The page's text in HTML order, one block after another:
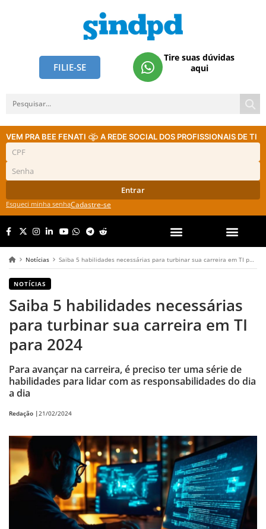
FILIE-SE
Tire suas dúvidas
aqui
VEM PRA BEE FENATI A REDE SOCIAL DOS PROFISSIONAIS DE TI
Entrar
Esqueci minha senhaCadastre-se
Notícias Saiba 5 habilidades necessárias para turbinar sua carreira em TI para 2024
NOTÍCIAS
Saiba 5 habilidades necessárias
para turbinar sua carreira em TI
para 2024
Para avançar na carreira, é preciso ter uma série de
habilidades para lidar com as responsabilidades do dia
a dia
Redação |21/02/2024